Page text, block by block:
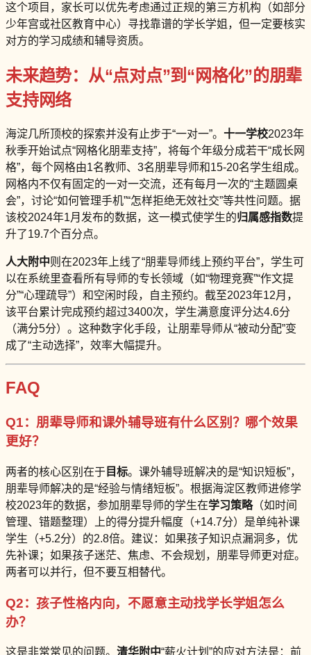
这个项目，家长可以优先考虑通过正规的第三方机构（如部分
少年宫或社区教育中心）寻找靠谱的学长学姐，但一定要核实
对方的学习成绩和辅导资质。
未来趋势：从“点对点”到“网格化”的朋辈
支持网络
海淀几所顶校的探索并没有止步于“一对一”。 十一学校2023年
秋季开始试点“网格化朋辈支持”，将每个年级分成若干“成长网
格”，每个网格由1名教师、3名朋辈导师和15-20名学生组成。
网格内不仅有固定的一对一交流，还有每月一次的“主题圆桌
会”，讨论“如何管理手机”“怎样拒绝无效社交”等共性问题。据
该校2024年1月发布的数据，这一模式使学生的归属感指数提
升了19.7个百分点。
人大附中则在2023年上线了“朋辈导师线上预约平台”，学生可
以在系统里查看所有导师的专长领域（如“物理竞赛”“作文提
分”“心理疏导”）和空闲时段，自主预约。截至2023年12月，
该平台累计完成预约超过3400次，学生满意度评分达4.6分
（满分5分）。这种数字化手段，让朋辈导师从“被动分配”变
成了“主动选择”，效率大幅提升。
FAQ
Q1：朋辈导师和课外辅导班有什么区别？哪个效果
更好？
两者的核心区别在于 目标。课外辅导班解决的是“知识短板”，
朋辈导师解决的是“经验与情绪短板”。根据海淀区教师进修学
校2023年的数据，参加朋辈导师的学生在学习策略（如时间
管理、错题整理）上的得分提升幅度（+14.7分）是单纯补课
学生（+5.2分）的2.8倍。建议：如果孩子知识点漏洞多，优
先补课；如果孩子迷茫、焦虑、不会规划，朋辈导师更对症。
两者可以并行，但不要互相替代。
Q2：孩子性格内向，不愿意主动找学长学姐怎么
办？
这是非常常见的问题。 清华附中“薪火计划”的应对方法是：前